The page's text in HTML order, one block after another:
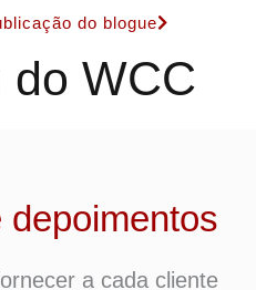
do blogue
do WCC
a cada cliente